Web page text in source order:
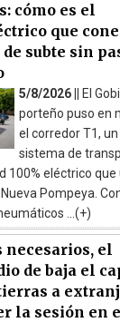
cómo es el
que
subte sin
5/8/2026 ||
El
porteño puso en
el corredor T1, un
sistema de
100% eléctrico que
Pompeya.
...(+)
necesarios, el
de baja el
a
la sesión en